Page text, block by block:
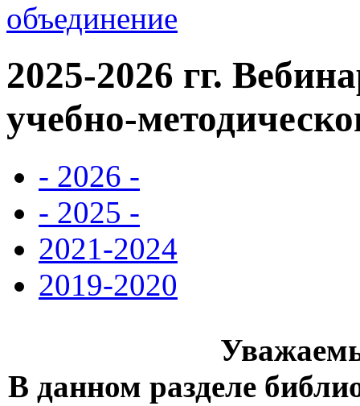
объединение
2025-2026 гг.
учебно-
- 2026 -
- 2025 -
2021-2024
2019-2020
В данном разделе